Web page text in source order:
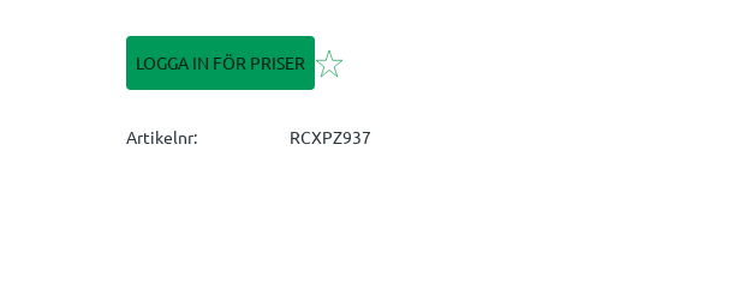
LOGGA IN FÖR PRISER Lägg till i favoriter
Artikelnr RCXPZ937